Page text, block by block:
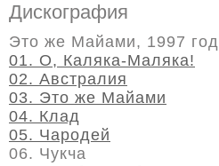
Дискография
Это же Майами, 1997 год
01. О, Каляка-Маляка!
02. Австралия
03. Это же Майами
04. Клад
05. Чародей
06. Чукча